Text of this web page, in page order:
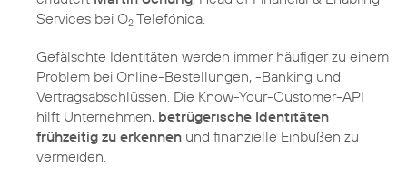
Services bei O2 Telefónica.
Gefälschte Identitäten werden immer häufiger zu einem
Problem bei Online-Bestellungen, -Banking und
Vertragsabschlüssen. Die Know-Your-Customer-API
hilft Unternehmen, betrügerische Identitäten
frühzeitig zu erkennen und finanzielle Einbußen zu
vermeiden.